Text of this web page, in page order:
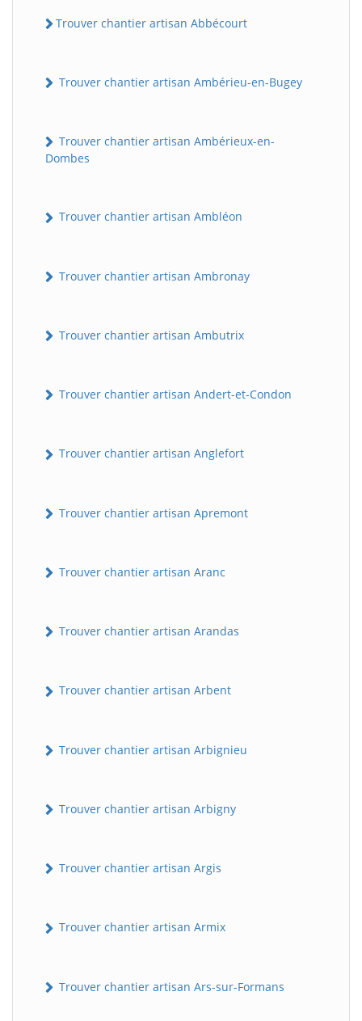
Trouver chantier artisan Abbécourt
Trouver chantier artisan Ambérieu-en-Bugey
Trouver chantier artisan Ambérieux-en-
Dombes
Trouver chantier artisan Ambléon
Trouver chantier artisan Ambronay
Trouver chantier artisan Ambutrix
Trouver chantier artisan Andert-et-Condon
Trouver chantier artisan Anglefort
Trouver chantier artisan Apremont
Trouver chantier artisan Aranc
Trouver chantier artisan Arandas
Trouver chantier artisan Arbent
Trouver chantier artisan Arbignieu
Trouver chantier artisan Arbigny
Trouver chantier artisan Argis
Trouver chantier artisan Armix
Trouver chantier artisan Ars-sur-Formans